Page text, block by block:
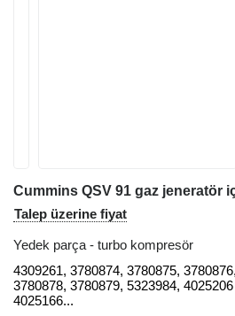
Talep üzerine fiyat
Yedek parça - turbo kompresör
4309261, 3780874, 3780875,
3780878, 3780879, 5323984,
4025166...